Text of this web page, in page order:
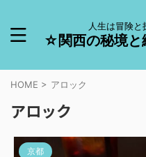
人生は冒険と
☆関西の秘境
HOME > アロック
アロック
京都